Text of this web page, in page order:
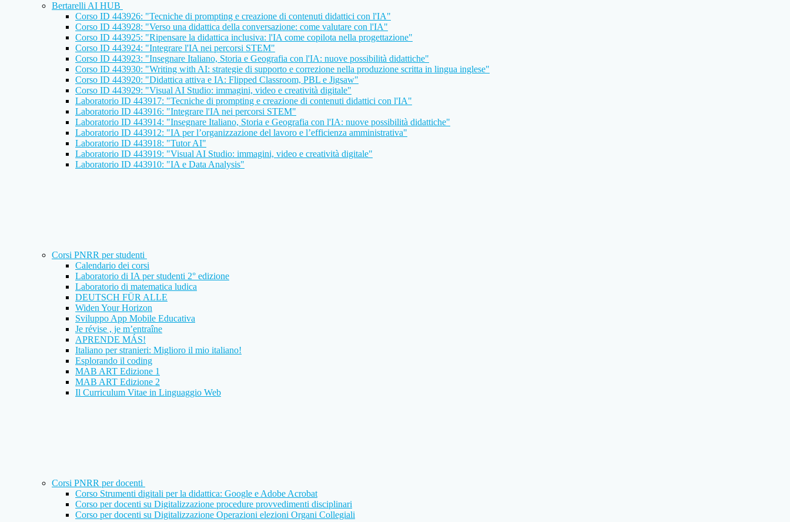
Bertarelli AI HUB
Corso ID 443926: "Tecniche di prompting e creazione di contenuti didattici con l'IA"
Corso ID 443928: "Verso una didattica della conversazione: come valutare con l'IA"
Corso ID 443925: "Ripensare la didattica inclusiva: l'IA come copilota nella progettazione"
Corso ID 443924: "Integrare l'IA nei percorsi STEM"
Corso ID 443923: "Insegnare Italiano, Storia e Geografia con l'IA: nuove possibilità didattiche"
Corso ID 443930: "Writing with AI: strategie di supporto e correzione nella produzione scritta in lingua inglese"
Corso ID 443920: "Didattica attiva e IA: Flipped Classroom, PBL e Jigsaw"
Corso ID 443929: "Visual AI Studio: immagini, video e creatività digitale"
Laboratorio ID 443917: "Tecniche di prompting e creazione di contenuti didattici con l'IA"
Laboratorio ID 443916: "Integrare l'IA nei percorsi STEM"
Laboratorio ID 443914: "Insegnare Italiano, Storia e Geografia con l'IA: nuove possibilità didattiche"
Laboratorio ID 443912: "IA per l’organizzazione del lavoro e l’efficienza amministrativa"
Laboratorio ID 443918: "Tutor AI"
Laboratorio ID 443919: "Visual AI Studio: immagini, video e creatività digitale"
Laboratorio ID 443910: "IA e Data Analysis"
Corsi PNRR per studenti
Calendario dei corsi
Laboratorio di IA per studenti 2° edizione
Laboratorio di matematica ludica
DEUTSCH FÜR ALLE
Widen Your Horizon
Sviluppo App Mobile Educativa
Je révise , je m’entraîne
APRENDE MÁS!
Italiano per stranieri: Miglioro il mio italiano!
Esplorando il coding
MAB ART Edizione 1
MAB ART Edizione 2
Il Curriculum Vitae in Linguaggio Web
Corsi PNRR per docenti
Corso Strumenti digitali per la didattica: Google e Adobe Acrobat
Corso per docenti su Digitalizzazione procedure provvedimenti disciplinari
Corso per docenti su Digitalizzazione Operazioni elezioni Organi Collegiali